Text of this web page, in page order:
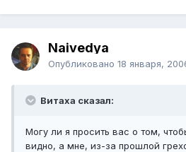
Naivedya
Опубликовано 18 января,
Витаха сказал:
Могу ли я просить вас о том,
видно, а мне, из-за прошлой